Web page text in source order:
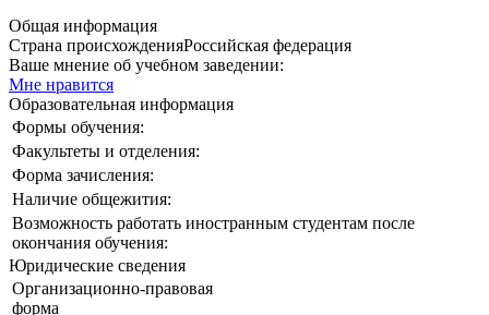
Общая информация
Страна происхожденияРоссийская федерация
Ваше мнение об учебном заведении:
Мне нравится
Образовательная информация
Формы обучения:
Факультеты и отделения:
Форма зачисления:
Наличие общежития:
Возможность работать иностранным студентам после
окончания обучения:
Юридические сведения
Организационно-правовая
форма